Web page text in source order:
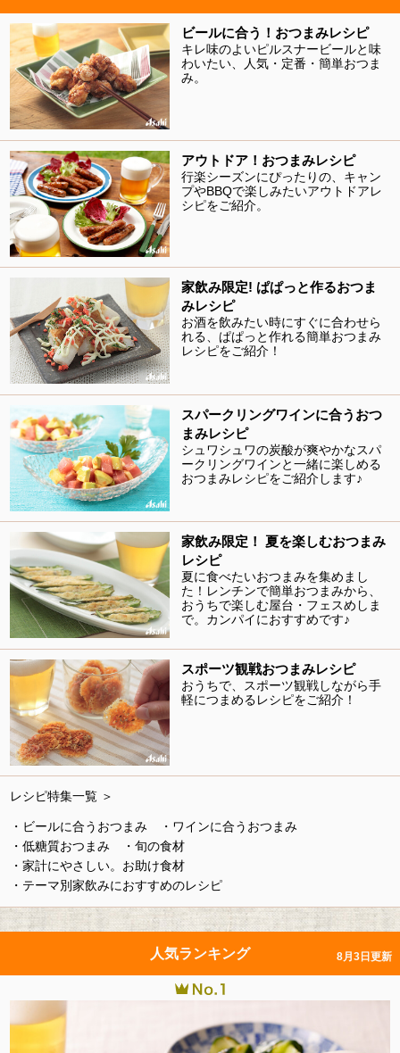
ビールに合う！おつまみレシピ
キレ味のよいピルスナービールと味
わいたい、人気・定番・簡単おつま
み。
アウトドア！おつまみレシピ
行楽シーズンにぴったりの、キャン
プやBBQで楽しみたいアウトドアレ
シピをご紹介。
家飲み限定! ぱぱっと作るおつま
みレシピ
お酒を飲みたい時にすぐに合わせら
れる、ぱぱっと作れる簡単おつまみ
レシピをご紹介！
スパークリングワインに合うおつ
まみレシピ
シュワシュワの炭酸が爽やかなスパ
ークリングワインと一緒に楽しめる
おつまみレシピをご紹介します♪
家飲み限定！ 夏を楽しむおつまみ
レシピ
夏に食べたいおつまみを集めまし
た！レンチンで簡単おつまみから、
おうちで楽しむ屋台・フェスめしま
で。カンパイにおすすめです♪
スポーツ観戦おつまみレシピ
おうちで、スポーツ観戦しながら手
軽につまめるレシピをご紹介！
レシピ特集一覧 ＞
・ビールに合うおつまみ
・ワインに合うおつまみ
・低糖質おつまみ
・旬の食材
・家計にやさしい。お助け食材
・テーマ別家飲みにおすすめのレシピ
人気ランキング 8月3日更新